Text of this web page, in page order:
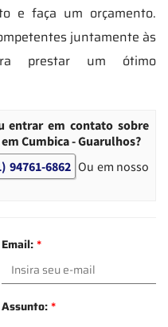
e faça um orçamento.
juntamente às
prestar um ótimo
entrar em contato sobre
Cumbica - Guarulhos?
94761-6862 Ou em nosso
Email:*
Assunto:*